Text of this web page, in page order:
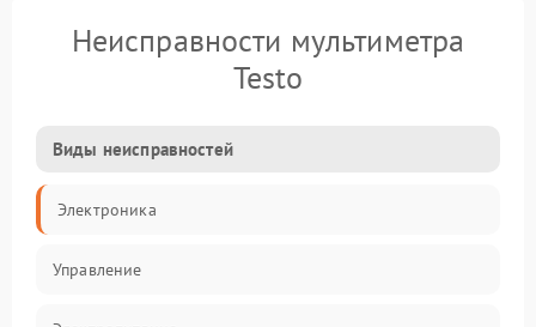
Неисправности мультиметра
Testo
Виды неисправностей
Электроника
Управление